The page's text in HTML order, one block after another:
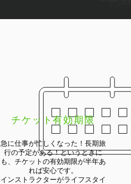
チケット有効期限
急に仕事が忙しくなった！長期旅
行の予定がある！というときに
も、チケットの有効期限が半年あ
れば安心です。
インストラクターがライフスタイ